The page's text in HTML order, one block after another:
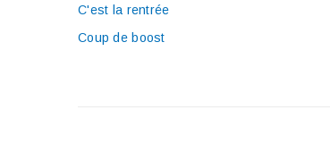
C'est la rentrée
Coup de boost